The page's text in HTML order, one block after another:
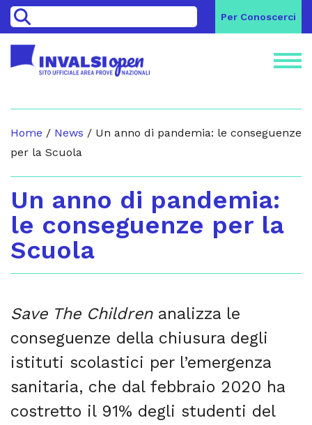
> Per Conoscerci
Home / News / Un anno di pandemia: le conseguenze
per la Scuola
Un anno di pandemia:
le conseguenze per la
Scuola
Save The Childrenanalizza le
conseguenze della chiusura degli
istituti scolastici per l’emergenza
sanitaria, che dal febbraio 2020 ha
costretto il 91% degli studenti del